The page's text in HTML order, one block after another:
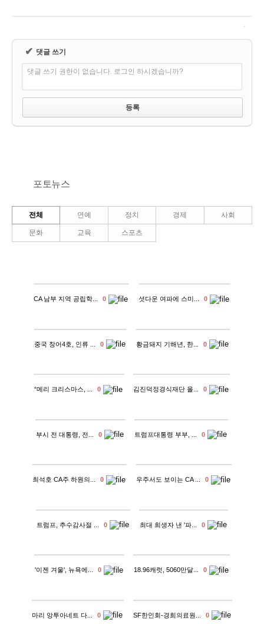
✔ 댓글 쓰기
댓글 쓰기 권한이 없습니다. 로그인 하시겠습니까?
포토뉴스
전체 연예 정치 경제 사회
문화 교육 스포츠
CA 남부 지역 공립학... 0 셧다운 여파에 스미... 0
중국 창어4호, 인류 ... 0 황금돼지 기해년, 한... 0
“메리 크리스마스, ... 0 김진덕정경식재단 올... 0
부시 전 대통령, 전... 0 트럼프대통령 부부, ... 0
최석호 CA주 하원의... 0 우주서도 보이는 CA ... 0
트럼프, 추수감사절 ... 0 최대 희생자 낸 '파... 0
'이젠 겨울', 뉴욕에... 0 18.96캐럿, 5060만달... 0
마리 앙투아네트 다... 0 SF한인회-경희의료원... 0